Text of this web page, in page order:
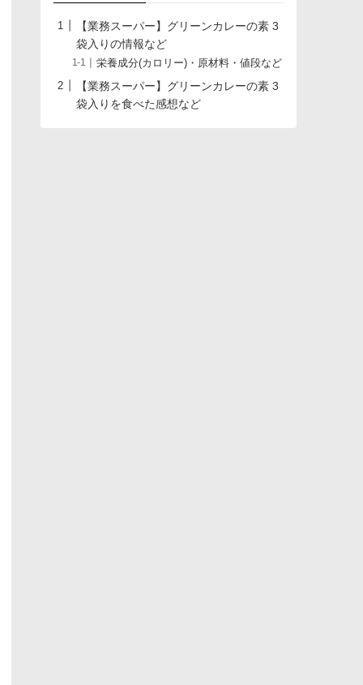
【業務スーパー】グリーンカレーの素 3
袋入りの情報など
栄養成分(カロリー)・原材料・値段など
【業務スーパー】グリーンカレーの素 3
袋入りを食べた感想など